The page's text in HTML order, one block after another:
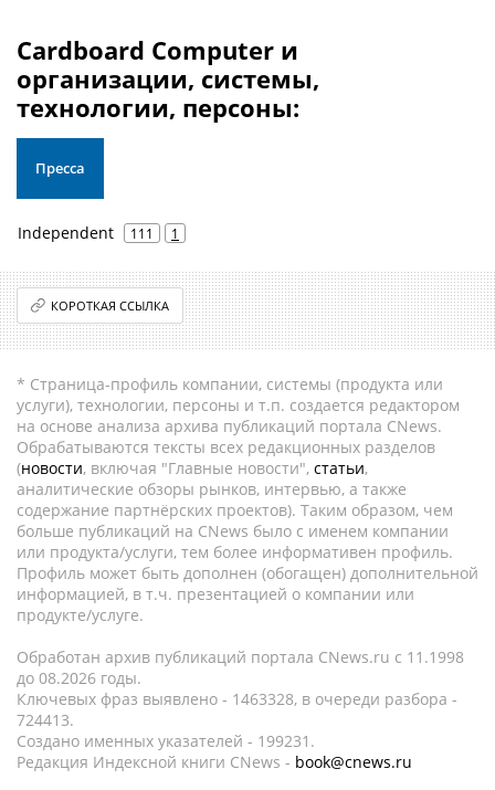
Cardboard Computer и
организации, системы,
технологии, персоны:
Пресса
Independent 111 1
КОРОТКАЯ ССЫЛКА
* Страница-профиль компании, системы (продукта или
услуги), технологии, персоны и т.п. создается редактором
на основе анализа архива публикаций портала CNews.
Обрабатываются тексты всех редакционных разделов
(новости, включая "Главные новости", статьи,
аналитические обзоры рынков, интервью, а также
содержание партнёрских проектов). Таким образом, чем
больше публикаций на CNews было с именем компании
или продукта/услуги, тем более информативен профиль.
Профиль может быть дополнен (обогащен) дополнительной
информацией, в т.ч. презентацией о компании или
продукте/услуге.
Обработан архив публикаций портала CNews.ru c 11.1998
до 08.2026 годы.
Ключевых фраз выявлено - 1463328, в очереди разбора -
724413.
Создано именных указателей - 199231.
Редакция Индексной книги CNews - book@cnews.ru